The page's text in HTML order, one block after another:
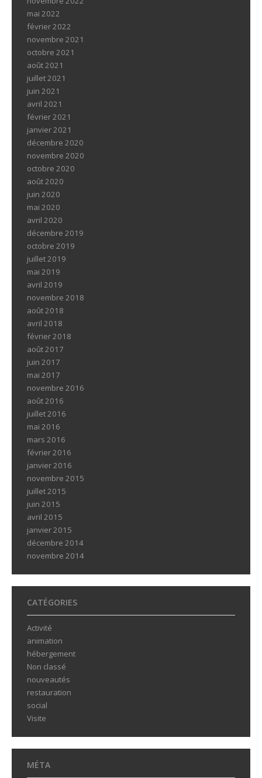
mai 2022
février 2022
novembre 2021
octobre 2021
août 2021
juillet 2021
juin 2021
avril 2021
février 2021
janvier 2021
décembre 2020
novembre 2020
octobre 2020
août 2020
juin 2020
mai 2020
avril 2020
décembre 2019
octobre 2019
juillet 2019
mai 2019
avril 2019
novembre 2018
août 2018
avril 2018
février 2018
août 2017
juin 2017
mai 2017
novembre 2016
août 2016
juillet 2016
mai 2016
mars 2016
février 2016
janvier 2016
novembre 2015
juillet 2015
juin 2015
avril 2015
janvier 2015
décembre 2014
novembre 2014
CATÉGORIES
Activité
animation
hébergement
Non classé
nouveautés
restauration
social
Visite
MÉTA